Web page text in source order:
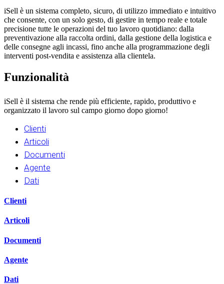
iSell è un sistema completo, sicuro, di utilizzo immediato e intuitivo
che consente, con un solo gesto, di gestire in tempo reale e totale
precisione tutte le operazioni del tuo lavoro quotidiano: dalla
preventivazione alla raccolta ordini, dalla gestione della logistica e
delle consegne agli incassi, fino anche alla programmazione degli
interventi post-vendita e assistenza alla clientela.
Funzionalità
iSell è il sistema che rende più efficiente, rapido, produttivo e
organizzato il lavoro sul campo giorno dopo giorno!
Clienti
Articoli
Documenti
Agente
Dati
Clienti
Articoli
Documenti
Agente
Dati